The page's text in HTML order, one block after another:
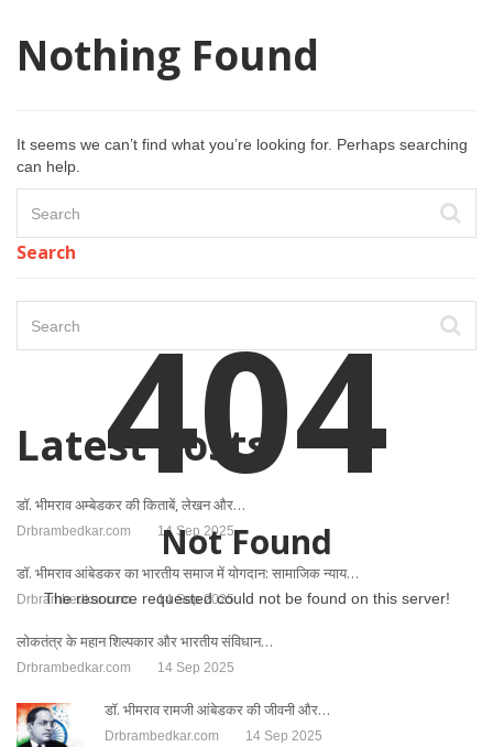
Nothing Found
It seems we can’t find what you’re looking for. Perhaps searching
can help.
Search
Latest Posts
डॉ. भीमराव अम्बेडकर की किताबें, लेखन और…
Drbrambedkar.com 14 Sep 2025
डॉ. भीमराव आंबेडकर का भारतीय समाज में योगदान: सामाजिक न्याय…
Drbrambedkar.com 14 Sep 2025
लोकतंत्र के महान शिल्पकार और भारतीय संविधान…
Drbrambedkar.com 14 Sep 2025
डॉ. भीमराव रामजी आंबेडकर की जीवनी और…
Drbrambedkar.com 14 Sep 2025
404
Not Found
The resource requested could not be found on this server!